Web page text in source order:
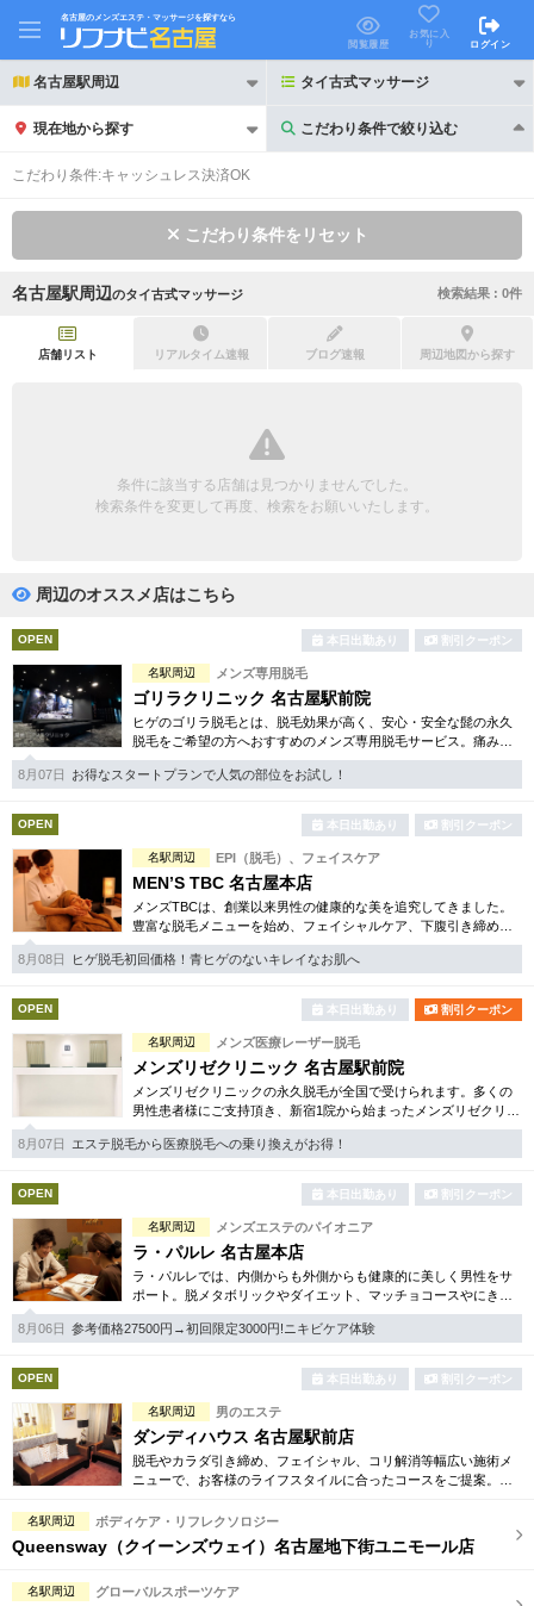
名古屋のメンズエステ・マッサージを探すなら
閲覧履歴
お気に入
り
ログイン
名古屋駅周辺 タイ古式マッサージ
現在地から探す こだわり条件で絞り込む
こだわり条件で絞り込む
初回割引あり リピーター割引あり
団体様歓迎
ペアルームあり
フットバスあり 岩盤浴あり
専用駐車場あり 有資格者在籍
日本人スタッフのみ 女性スタッフのみ
スタッフ指名可 Ｗセラピスト
駅から徒歩5分以内
こだわり条件を変更
閉じる
こだわり条件:キャッシュレス決済OK
こだわり条件をリセット
名古屋駅周辺のタイ古式マッサージ 検索結果 : 0件
店舗リスト リアルタイム速報 ブログ速報 周辺地図から探す
条件に該当する店舗は見つかりませんでした。
検索条件を変更して再度、検索をお願いいたします。
周辺のオススメ店はこちら
OPEN 本日出勤あり 割引クーポン
名駅周辺 メンズ専用脱毛
ゴリラクリニック 名古屋駅前院
ヒゲのゴリラ脱毛とは、脱毛効果が高く、安心・安全な髭の永久
脱毛をご希望の方へおすすめのメンズ専用脱毛サービス。痛みに
弱い方には医療用麻酔を3種ご用意、医療認可の脱毛機のみを使
用。スキンケアも万全です。
8月07日 お得なスタートプランで人気の部位をお試し！
OPEN 本日出勤あり 割引クーポン
名駅周辺 EPI（脱毛）、フェイスケア
MEN’S TBC 名古屋本店
メンズTBCは、創業以来男性の健康的な美を追究してきました。
豊富な脱毛メニューを始め、フェイシャルケア、下腹引き締め
等、各種お得な体験コースを取り揃えています。選べる種類の多
さで初めての方も安心です。
8月08日 ヒゲ脱毛初回価格！青ヒゲのないキレイなお肌へ
OPEN 本日出勤あり 割引クーポン
名駅周辺 メンズ医療レーザー脱毛
メンズリゼクリニック 名古屋駅前院
メンズリゼクリニックの永久脱毛が全国で受けられます。多くの
男性患者様にご支持頂き、新宿1院から始まったメンズリゼクリニ
ックが、現在では提携院含め全国10院を展開するクリニックにな
りました。
8月07日 エステ脱毛から医療脱毛への乗り換えがお得！
OPEN 本日出勤あり 割引クーポン
名駅周辺 メンズエステのパイオニア
ラ・パルレ 名古屋本店
ラ・パルレでは、内側からも外側からも健康的に美しく男性をサ
ポート。脱メタボリックやダイエット、マッチョコースやにきび
内外コース、アロマトリートメント等多彩なメニューをご用意。
お得な体験コースも多数！
8月06日 参考価格27500円→初回限定3000円!ニキビケア体験
OPEN 本日出勤あり 割引クーポン
名駅周辺 男のエステ
ダンディハウス 名古屋駅前店
脱毛やカラダ引き締め、フェイシャル、コリ解消等幅広い施術メ
ニューで、お客様のライフスタイルに合ったコースをご提案。各
の効果を実感しています。
名駅周辺 ボディケア・リフレクソロジー
Queensway（クイーンズウェイ）名古屋地下街ユニモール店
名駅周辺 グローバルスポーツケア